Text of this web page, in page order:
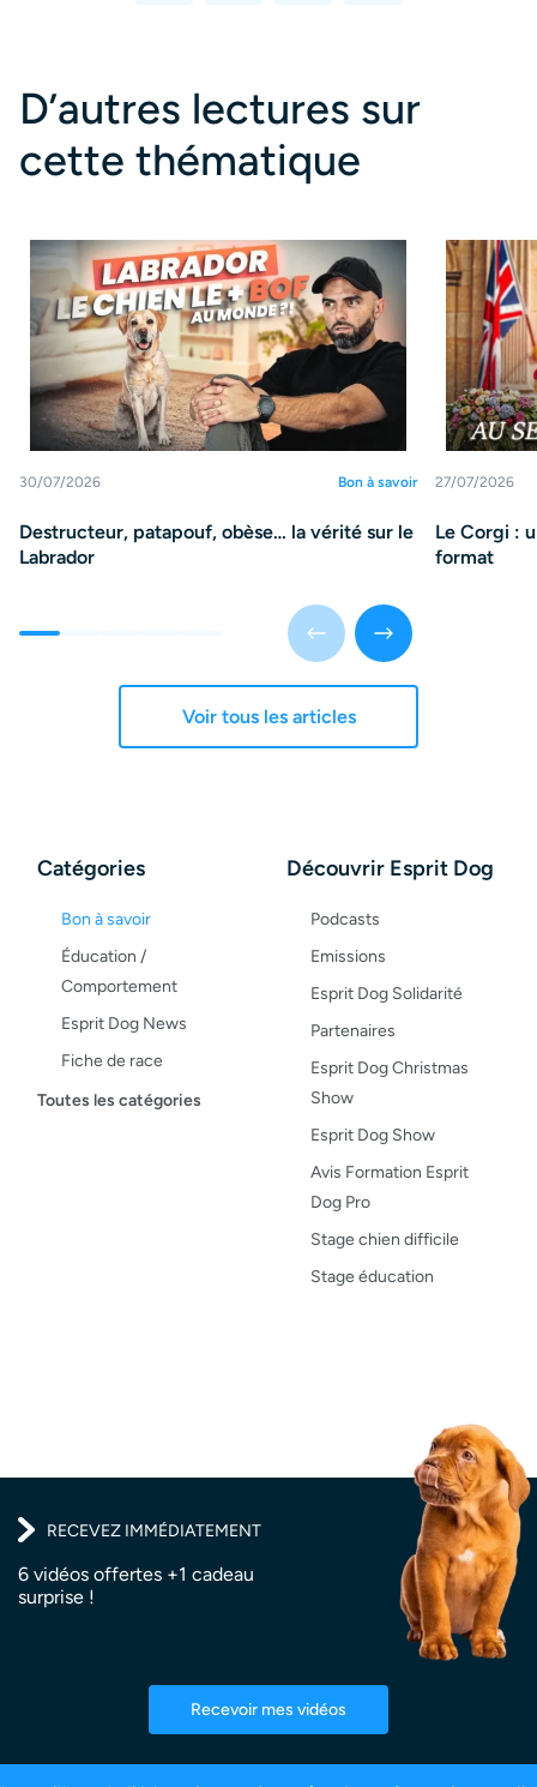
Catégories
Bon à savoir
Éducation /
Comportement
Esprit Dog News
Fiche de race
Maladies du chien
Toutes les catégories
Découvrir Esprit Dog
Podcasts
Emissions
Esprit Dog Solidarité
Partenaires
Esprit Dog Christmas
Show
Esprit Dog Show
Avis Formation Esprit
Dog Pro
Stage chien difficile
Stage éducation
D’autres lectures sur
cette thématique
30/07/2026 Bon à savoir
Destructeur, patapouf, obèse… la vérité sur le
Labrador
27/07/2026
Le Corgi :
format
Voir tous les articles
RECEVEZ IMMÉDIATEMENT
6 vidéos offertes +1 cadeau
surprise !
Recevoir mes vidéos